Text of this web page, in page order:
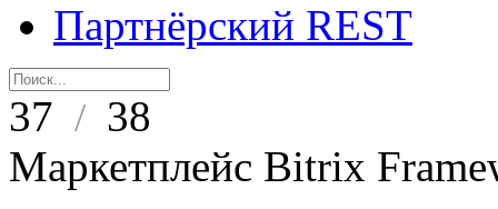
Партнёрский REST
37 / 38
Маркетплейс Bitrix